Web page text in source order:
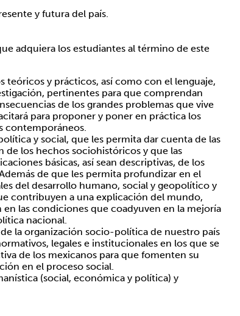
y futura del país.
adquiera los estudiantes al término de este
teóricos y prácticos, así como con el lenguaje,
pertinentes para que comprendan
de los grandes problemas que vive
para proponer y poner en práctica los
contemporáneos.
y social, que les permita dar cuenta de las
de los hechos sociohistóricos y que las
básicas, así sean descriptivas, de los
de que les permita profundizar en el
del desarrollo humano, social y geopolítico y
contribuyen a una explicación del mundo,
las condiciones que coadyuven en la mejoría
nacional.
la organización socio-política de nuestro país
legales e institucionales en los que se
de los mexicanos para que fomenten su
en el proceso social.
(social, económica y política) y